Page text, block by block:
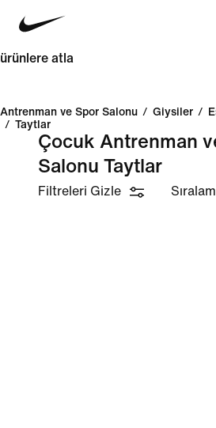
ürünlere atla
Antrenman ve Spor Salonu / Giysiler /
/ Taytlar
Çocuk Antrenman
Salonu Taytlar
Filtreleri Gizle